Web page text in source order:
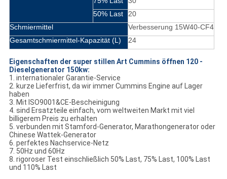
50% Last
20
Schmiermittel
Verbesserung 15W40-CF4
Gesamtschmiermittel-Kapazität (L)
24
Eigenschaften der super stillen Art Cummins öffnen 120 -
Dieselgenerator 150kw:
1. internationaler Garantie-Service
2. kurze Lieferfrist, da wir immer Cummins Engine auf Lager
haben
3. Mit ISO9001&CE-Bescheinigung
4. sind Ersatzteile einfach, vom weltweiten Markt mit viel
billigerem Preis zu erhalten
5. verbunden mit Stamford-Generator, Marathongenerator oder
Chinese Wattek-Generator
6. perfektes Nachservice-Netz
7. 50Hz und 60Hz
8. rigoroser Test einschließlich 50% Last, 75% Last, 100% Last
und 110% Last